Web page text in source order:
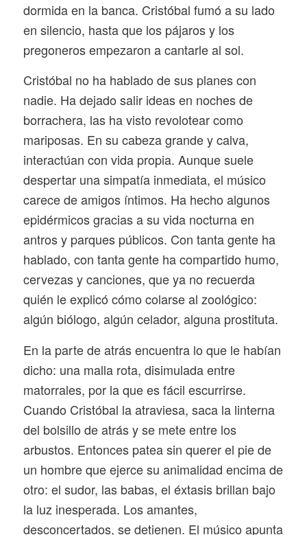
dormida en la banca. Cristóbal fumó a su lado
en silencio, hasta que los pájaros y los
pregoneros empezaron a cantarle al sol.
Cristóbal no ha hablado de sus planes con
nadie. Ha dejado salir ideas en noches de
borrachera, las ha visto revolotear como
mariposas. En su cabeza grande y calva,
interactúan con vida propia. Aunque suele
despertar una simpatía inmediata, el músico
carece de amigos íntimos. Ha hecho algunos
epidérmicos gracias a su vida nocturna en
antros y parques públicos. Con tanta gente ha
hablado, con tanta gente ha compartido humo,
cervezas y canciones, que ya no recuerda
quién le explicó cómo colarse al zoológico:
algún biólogo, algún celador, alguna prostituta.
En la parte de atrás encuentra lo que le habían
dicho: una malla rota, disimulada entre
matorrales, por la que es fácil escurrirse.
Cuando Cristóbal la atraviesa, saca la linterna
del bolsillo de atrás y se mete entre los
arbustos. Entonces patea sin querer el pie de
un hombre que ejerce su animalidad encima de
otro: el sudor, las babas, el éxtasis brillan bajo
la luz inesperada. Los amantes,
desconcertados, se detienen. El músico apunta